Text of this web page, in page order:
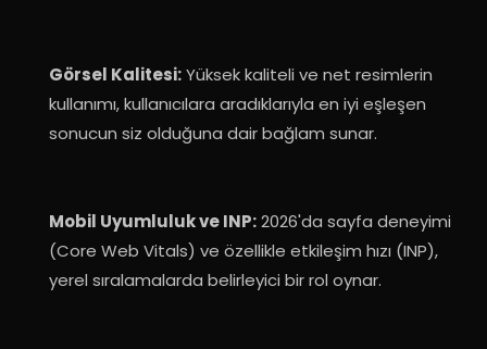
Görsel Kalitesi:Yüksek kaliteli ve net resimlerin
kullanımı, kullanıcılara aradıklarıyla en iyi eşleşen
sonucun siz olduğuna dair bağlam sunar.
Mobil Uyumluluk ve INP:2026'da sayfa deneyimi
(Core Web Vitals) ve özellikle etkileşim hızı (INP),
yerel sıralamalarda belirleyici bir rol oynar.